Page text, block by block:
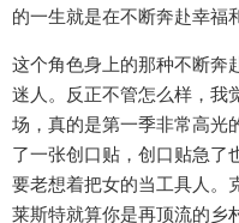
的一生就是在不断奔赴幸福
这个角色身上的那种不断奔
迷人。反正不管怎么样，我
场，真的是第一季非常高光
了一张创口贴，创口贴急了
要老想着把女的当工具人。
莱斯特就算你是再顶流的乡